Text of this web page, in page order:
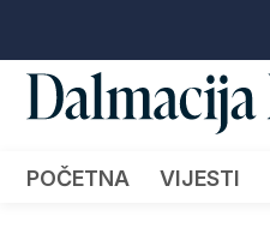
POČETNA VIJESTI